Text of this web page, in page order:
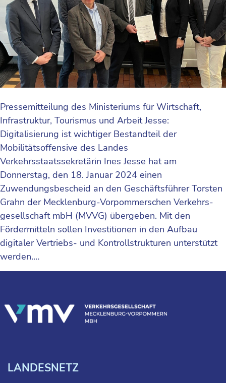
Pressemitteilung des Ministeriums für Wirtschaft,
Infrastruktur, Tourismus und Arbeit Jesse:
Digitalisierung ist wichtiger Bestandteil der
Mobilitätsoffensive des Landes
Verkehrsstaatssekretärin Ines Jesse hat am
Donnerstag, den 18. Januar 2024 einen
Zuwendungsbescheid an den Geschäftsführer Torsten
Grahn der Mecklenburg-Vorpommerschen Verkehrs­
gesellschaft mbH (MVVG) übergeben. Mit den
Fördermitteln sollen Investitionen in den Aufbau
digitaler Vertriebs- und Kontrollstrukturen unterstützt
werden.…
LANDESNETZ